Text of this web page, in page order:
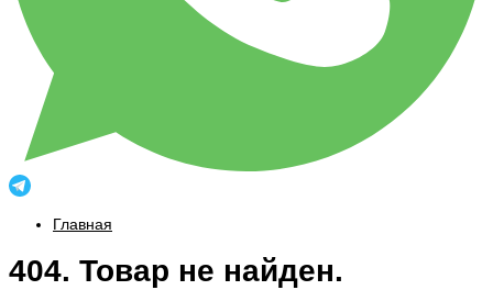
Главная
404. Товар не найден.